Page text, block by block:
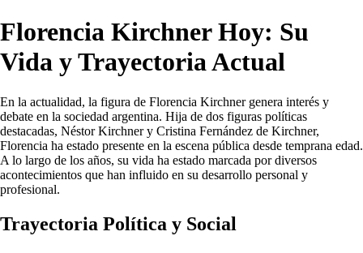
Florencia Kirchner Hoy: Su
Vida y Trayectoria Actual
En la actualidad, la figura de Florencia Kirchner genera interés y
debate en la sociedad argentina. Hija de dos figuras políticas
destacadas, Néstor Kirchner y Cristina Fernández de Kirchner,
Florencia ha estado presente en la escena pública desde temprana edad.
A lo largo de los años, su vida ha estado marcada por diversos
acontecimientos que han influido en su desarrollo personal y
profesional.
Trayectoria Política y Social